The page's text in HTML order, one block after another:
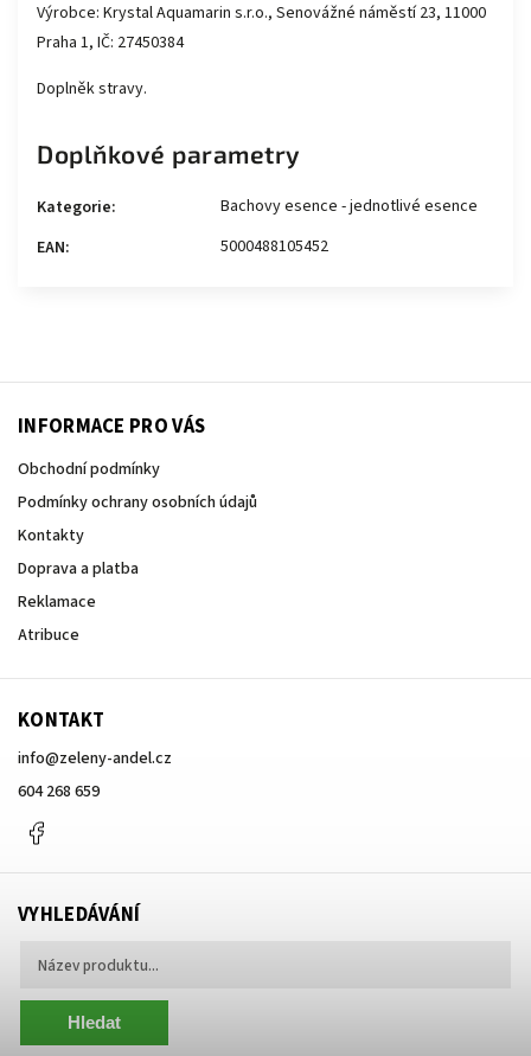
Výrobce: Krystal Aquamarin s.r.o., Senovážné náměstí 23, 11000
Praha 1, IČ: 27450384
Doplněk stravy.
Doplňkové parametry
Kategorie:
Bachovy esence - jednotlivé esence
EAN: 5000488105452
INFORMACE PRO VÁS
Obchodní podmínky
Podmínky ochrany osobních údajů
Kontakty
Doprava a platba
Reklamace
Atribuce
KONTAKT
info@zeleny-andel.cz
604 268 659
VYHLEDÁVÁNÍ
Hledat